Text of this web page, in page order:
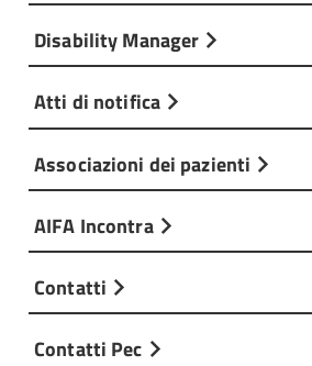
Disability Manager
Atti di notifica
Associazioni dei pazienti
AIFA Incontra
Contatti
Contatti Pec